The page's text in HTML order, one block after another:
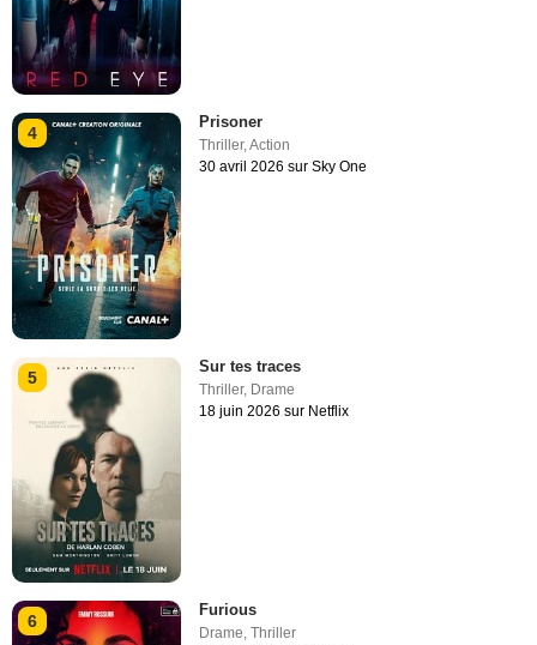
4
Prisoner
Thriller,Action
30 avril 2026 sur Sky One
5
Sur tes traces
Thriller, Drame
18 juin 2026 sur Netflix
6
Furious
Drame,Thriller